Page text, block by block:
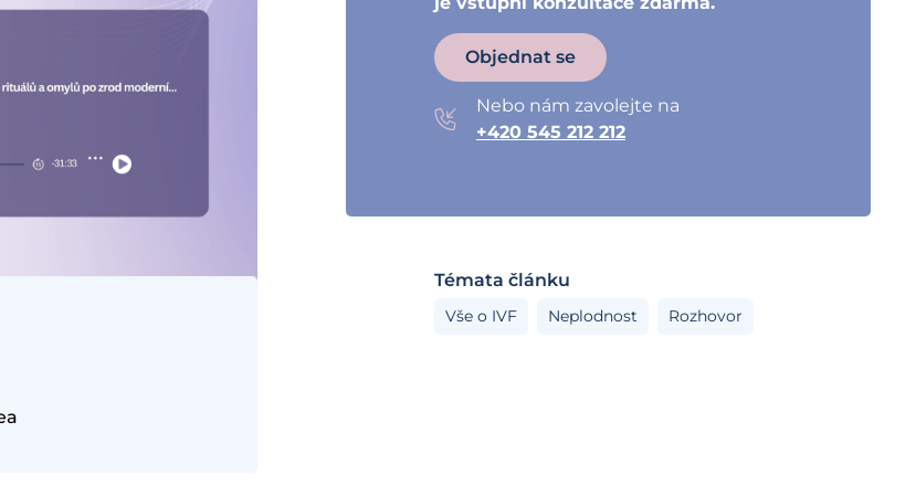
Objednat se
Nebo nám zavolejte na
+420 545 212 212
Témata článku
Vše o IVF Neplodnost Rozhovor